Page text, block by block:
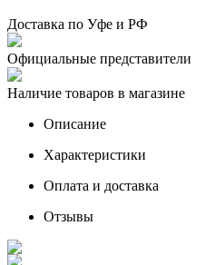
Доставка по Уфе и РФ
Официальные представители
Наличие товаров в магазине
Описание
Характеристики
Оплата и доставка
Отзывы